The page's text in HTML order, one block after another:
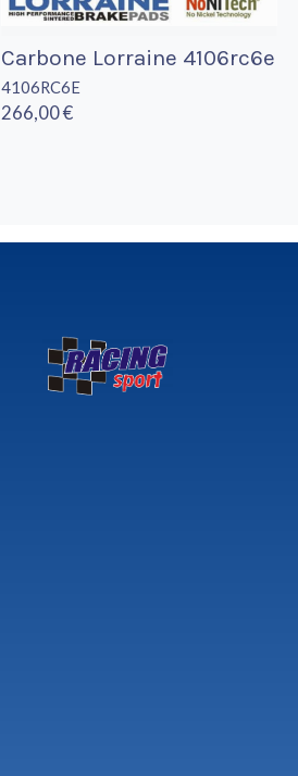
Carbone Lorraine 4106rc6e
4106RC6E
266,00 €